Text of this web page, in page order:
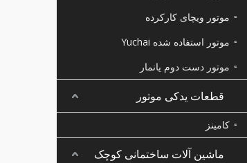
موتور ویچای کارکرده
موتور استفاده شده Yuchai
موتور دست دوم یانمار
قطعات یدکی موتور
کامینز
ماشین آلات ساختمانی کوچک